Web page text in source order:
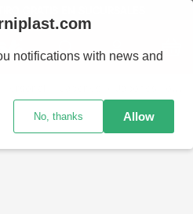
notifications with news and
No, thanks Allow